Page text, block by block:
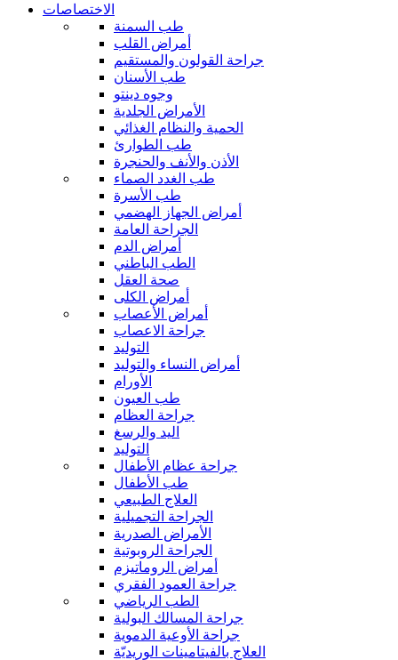
الاختصاصات
طب السمنة
أمراض القلب
جراحة القولون والمستقيم
طب الأسنان
وجوه دينتو
الأمراض الجلدية
الحمية والنظام الغذائي
طب الطوارئ
الأذن والأنف والحنجرة
طب الغدد الصماء
طب الأسرة
أمراض الجهاز الهضمي
الجراحة العامة
أمراض الدم
الطب الباطني
صحة العقل
أمراض الكلى
أمراض الأعصاب
جراحة الاعصاب
التوليد
أمراض النساء والتوليد
الأورام
طب العيون
جراحة العظام
اليد والرسغ
التوليد
جراحة عظام الأطفال
طب الأطفال
العلاج الطبيعي
الجراحة التجميلية
الأمراض الصدرية
الجراحة الروبوتية
أمراض الروماتيزم
جراحة العمود الفقري
الطب الرياضي
جراحة المسالك البولية
جراحة الأوعية الدموية
العلاج بالفيتامينات الوريديّة